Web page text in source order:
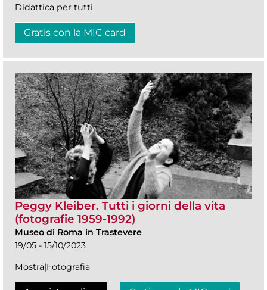
Didattica per tutti
Gratis con la MIC card
Peggy Kleiber. Tutti i giorni della vita
(fotografie 1959-1992)
Museo di Roma in Trastevere
19/05 - 15/10/2023
Mostra|Fotografia